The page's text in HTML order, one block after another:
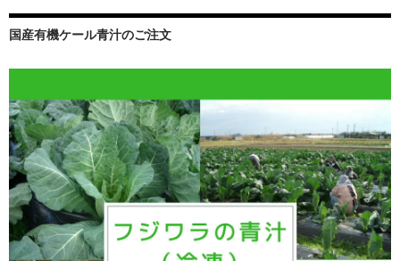
国産有機ケール青汁のご注文